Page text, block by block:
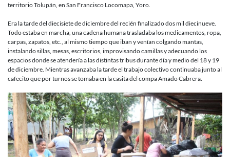
política
territorio Tolupán, en San Francisco Locomapa, Yoro.
Era la tarde del diecisiete de diciembre del recién finalizado dos mil diecinueve.
Todo estaba en marcha, una cadena humana trasladaba los medicamentos, ropa,
carpas, zapatos, etc., al mismo tiempo que iban y venían colgando mantas,
instalando sillas, mesas, escritorios, improvisando camillas y adecuando los
espacios donde se atendería a las distintas tribus durante día y medio del 18 y 19
de diciembre. Mientras avanzaba la tarde el trabajo colectivo continuaba junto al
cafecito que por turnos se tomaba en la casita del compa Amado Cabrera.